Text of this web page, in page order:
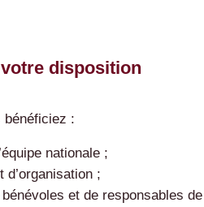
disposition
bénéficiez :
nationale ;
d’organisation ;
et de responsables de